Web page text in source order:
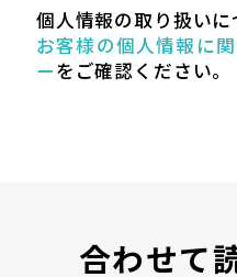
個人情報の取り扱いに
お客様の個人情報に
ーをご確認ください。
合わせて